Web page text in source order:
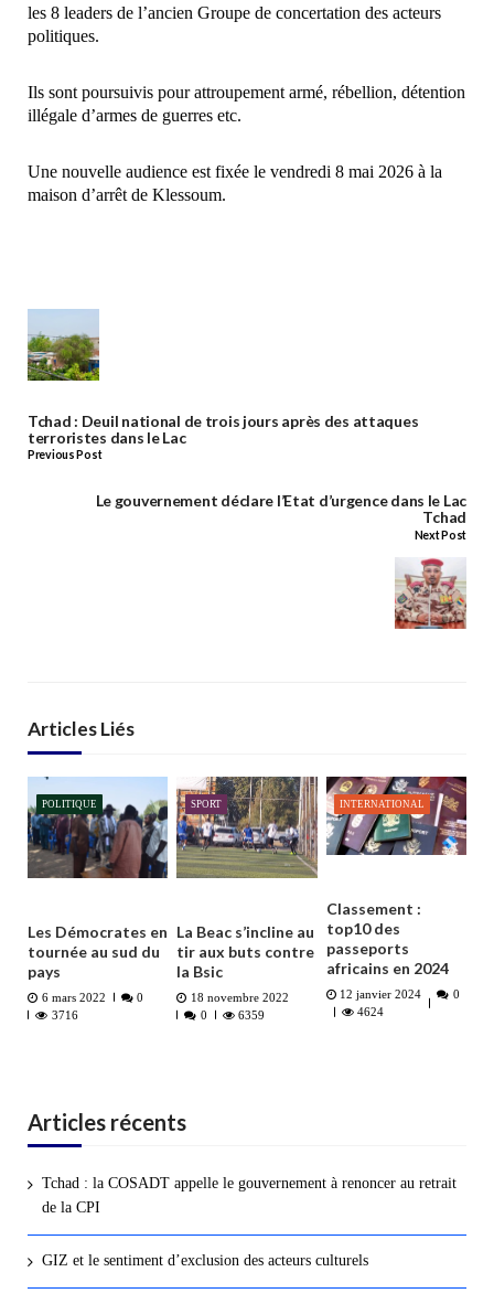
les 8 leaders de l’ancien Groupe de concertation des acteurs
politiques.
Ils sont poursuivis pour attroupement armé, rébellion, détention
illégale d’armes de guerres etc.
Une nouvelle audience est fixée le vendredi 8 mai 2026 à la
maison d’arrêt de Klessoum.
Tchad : Deuil national de trois jours après des attaques
terroristes dans le Lac
Previous Post
Le gouvernement déclare l’Etat d’urgence dans le Lac
Tchad
Next Post
Articles Liés
POLITIQUE
Les Démocrates en
tournée au sud du
pays
6 mars 2022
0
3716
SPORT
La Beac s’incline au
tir aux buts contre
la Bsic
18 novembre 2022
0
6359
INTERNATIONAL
Classement :
top10 des
passeports
africains en 2024
12 janvier 2024
0
4624
Articles récents
Tchad : la COSADT appelle le gouvernement à renoncer au retrait
de la CPI
GIZ et le sentiment d’exclusion des acteurs culturels